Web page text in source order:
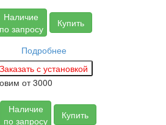
Наличие
по запросу
Купить
Подробнее
от 3000
Наличие
по запросу
Купить